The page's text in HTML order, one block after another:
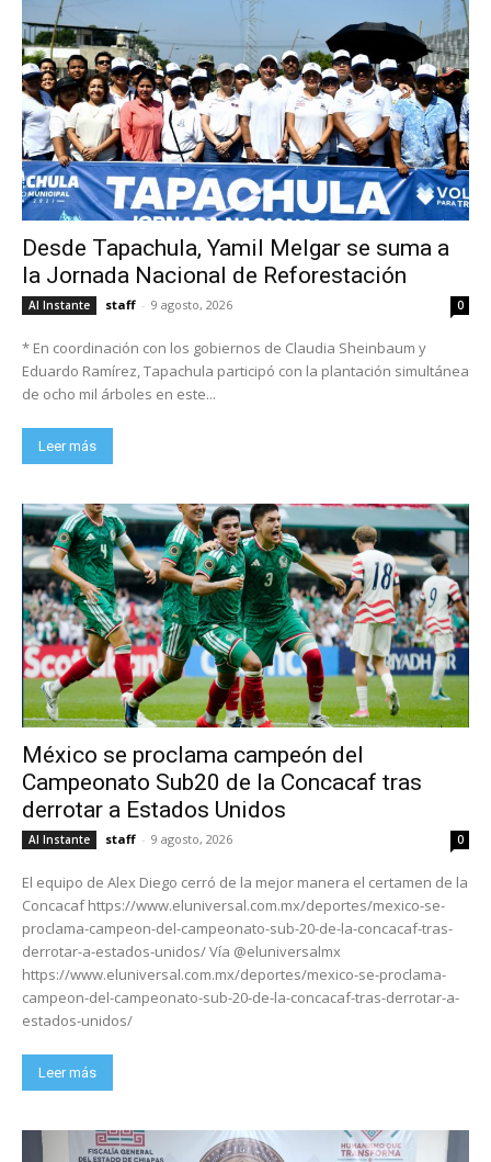
Desde Tapachula, Yamil Melgar se suma a
la Jornada Nacional de Reforestación
Al Instante staff - 9 agosto, 2026 0
* En coordinación con los gobiernos de Claudia Sheinbaum y
Eduardo Ramírez, Tapachula participó con la plantación simultánea
de ocho mil árboles en este...
Leer más
México se proclama campeón del
Campeonato Sub20 de la Concacaf tras
derrotar a Estados Unidos
Al Instante staff - 9 agosto, 2026 0
El equipo de Alex Diego cerró de la mejor manera el certamen de la
Concacaf https://www.eluniversal.com.mx/deportes/mexico-se-
proclama-campeon-del-campeonato-sub-20-de-la-concacaf-tras-
derrotar-a-estados-unidos/ Vía @eluniversalmx
https://www.eluniversal.com.mx/deportes/mexico-se-proclama-
campeon-del-campeonato-sub-20-de-la-concacaf-tras-derrotar-a-
estados-unidos/
Leer más